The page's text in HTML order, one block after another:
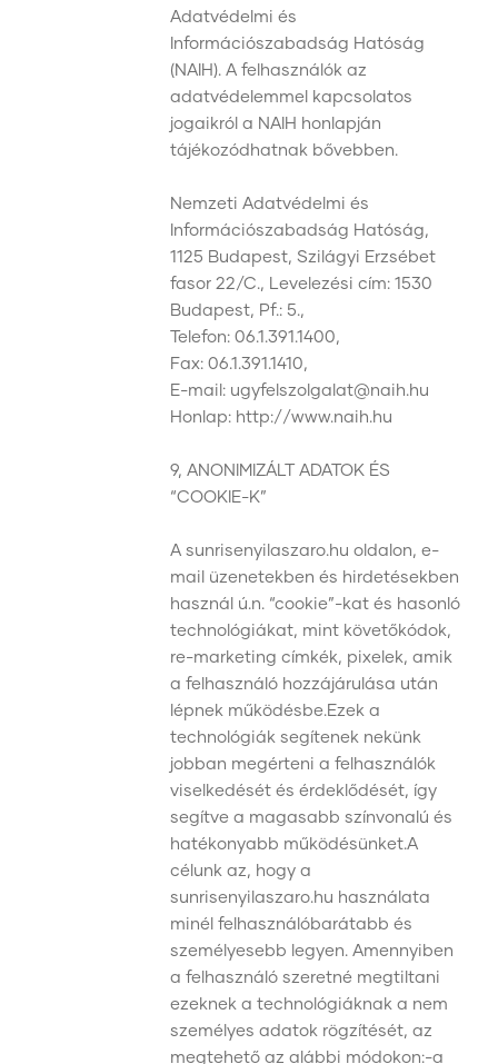
Adatvédelmi és
Információszabadság Hatóság
(NAIH). A felhasználók az
adatvédelemmel kapcsolatos
jogaikról a NAIH honlapján
tájékozódhatnak bővebben.
Nemzeti Adatvédelmi és
Információszabadság Hatóság,
1125 Budapest, Szilágyi Erzsébet
fasor 22/C., Levelezési cím: 1530
Budapest, Pf.: 5.,
Telefon: 06.1.391.1400,
Fax: 06.1.391.1410,
E-mail: ugyfelszolgalat@naih.hu
Honlap: http://www.naih.hu
9, ANONIMIZÁLT ADATOK ÉS
“COOKIE-K”
A sunrisenyilaszaro.hu oldalon, e-
mail üzenetekben és hirdetésekben
használ ú.n. “cookie”-kat és hasonló
technológiákat, mint követőkódok,
re-marketing címkék, pixelek, amik
a felhasználó hozzájárulása után
lépnek működésbe.Ezek a
technológiák segítenek nekünk
jobban megérteni a felhasználók
viselkedését és érdeklődését, így
segítve a magasabb színvonalú és
hatékonyabb működésünket.A
célunk az, hogy a
sunrisenyilaszaro.hu használata
minél felhasználóbarátabb és
személyesebb legyen. Amennyiben
a felhasználó szeretné megtiltani
ezeknek a technológiáknak a nem
személyes adatok rögzítését, az
megtehető az alábbi módokon:-a